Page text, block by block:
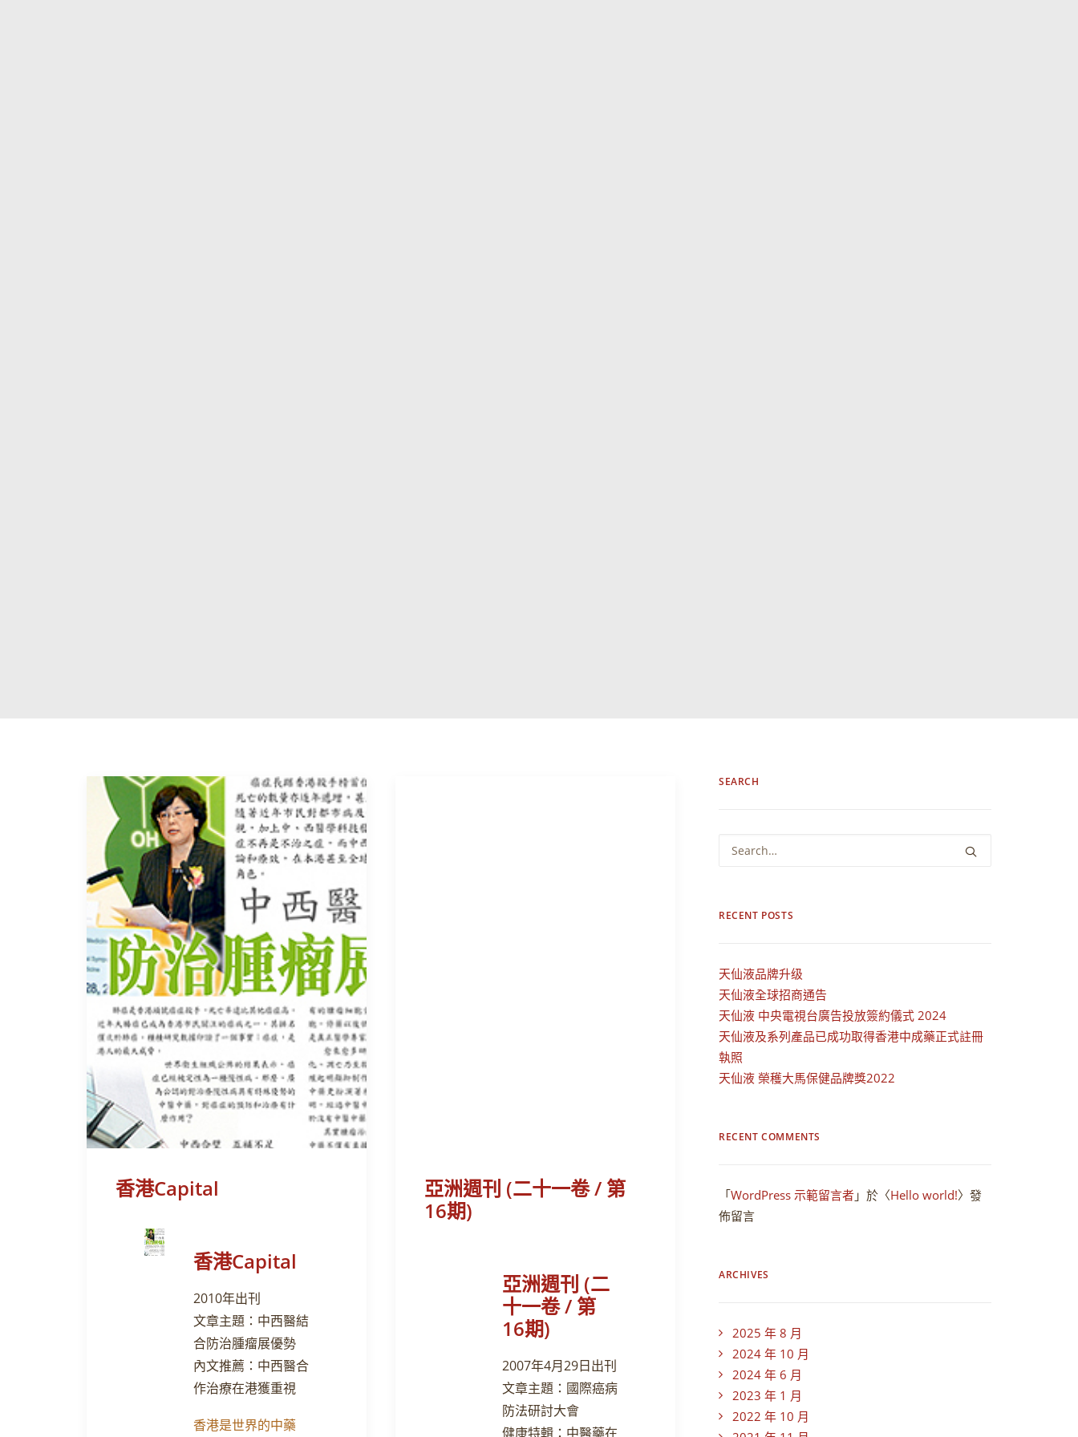
香港Capital
香港Capital
2010年出刊
文章主題：中西醫結
合防治腫瘤展優勢
內文推薦：中西醫合
作治療在港獲重視
香港是世界的中藥
亞洲週刊 (二十一卷 / 第
16期)
亞洲週刊 (二
十一卷 / 第
16期)
2007年4月29日出刊
文章主題：國際癌病
防法研討大會
健康特輯：中醫藥在
SEARCH
RECENT POSTS
天仙液品牌升级
天仙液全球招商通告
天仙液 中央電視台廣告投放簽約儀式 2024
天仙液及系列產品已成功取得香港中成藥正式註冊
執照
天仙液 榮穫大馬保健品牌獎2022
RECENT COMMENTS
「WordPress 示範留言者 」於〈Hello world!〉發
佈留言
ARCHIVES
2025 年 8 月
2024 年 10 月
2024 年 6 月
2023 年 1 月
2022 年 10 月